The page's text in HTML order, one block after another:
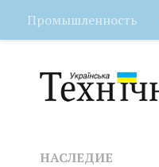
Перейти к
Промышленность
НАСЛЕДИЕ